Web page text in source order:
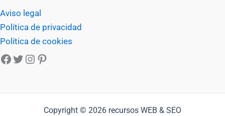
Aviso legal
Política de privacidad
Política de cookies
Facebook
Twitter
Instagram
Pinterest
Copyright © 2026 recursos WEB & SEO